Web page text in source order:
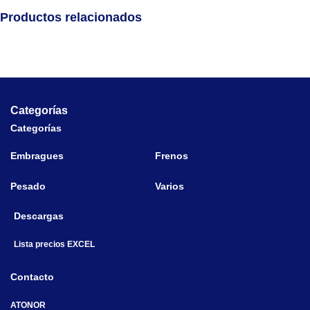
Productos relacionados
Categorías
Categorías
Embragues Frenos
Pesado Varios
Descargas
Lista precios EXCEL
Contacto
ATONOR